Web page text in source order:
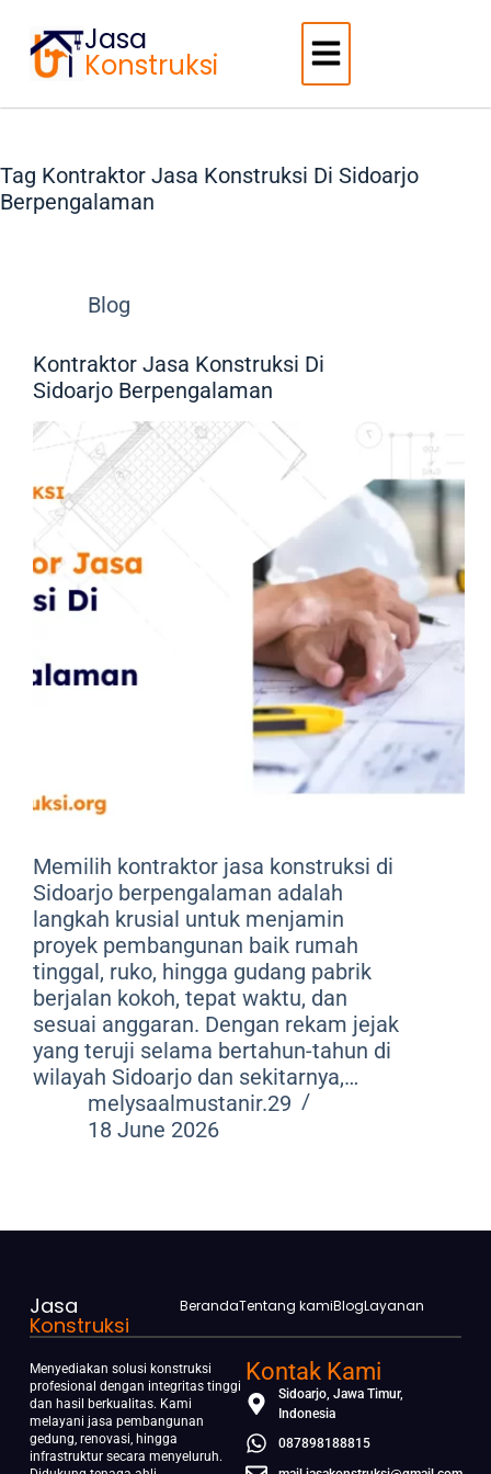
Jasa
Konstruksi
Tag Kontraktor Jasa Konstruksi Di Sidoarjo
Berpengalaman
Blog
Kontraktor Jasa Konstruksi Di
Sidoarjo Berpengalaman
Memilih kontraktor jasa konstruksi di
Sidoarjo berpengalaman adalah
langkah krusial untuk menjamin
proyek pembangunan baik rumah
tinggal, ruko, hingga gudang pabrik
berjalan kokoh, tepat waktu, dan
sesuai anggaran. Dengan rekam jejak
yang teruji selama bertahun-tahun di
wilayah Sidoarjo dan sekitarnya,…
melysaalmustanir.29
18 June 2026
Jasa
Konstruksi
BerandaTentang kamiBlogLayanan
Menyediakan solusi konstruksi
profesional dengan integritas tinggi
dan hasil berkualitas. Kami
melayani jasa pembangunan
gedung, renovasi, hingga
infrastruktur secara menyeluruh.
Kontak Kami
Sidoarjo, Jawa Timur,
Indonesia
087898188815